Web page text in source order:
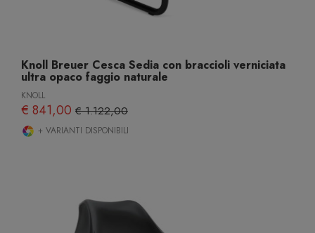
Knoll Breuer Cesca Sedia con braccioli verniciata
ultra opaco faggio naturale
KNOLL
€ 841,00 € 1.122,00
+ VARIANTI DISPONIBILI